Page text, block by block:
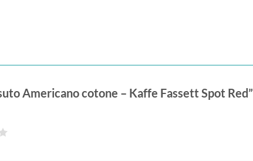
Americano cotone – Kaffe Fassett Spot Red”